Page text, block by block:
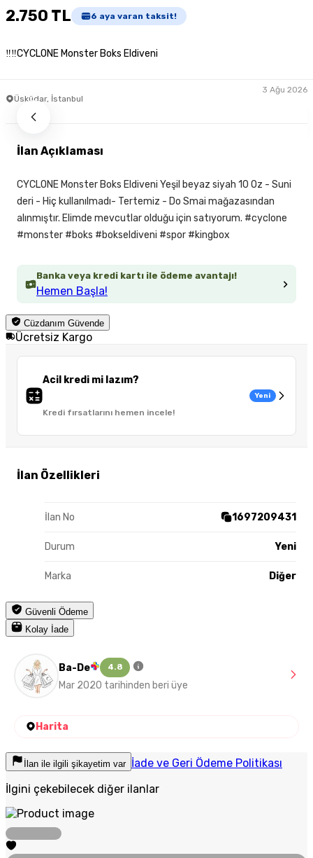
2.750 TL 6 aya varan taksit!
‼‼CYCLONE Monster Boks Eldiveni
Üsküdar, İstanbul
3 Ağu 2026
Banka veya kredi kartı ile ödeme avantajı!
Hemen Başla!
Cüzdanım Güvende
Ücretsiz Kargo
Acil kredi mi lazım?
Kredi fırsatlarını hemen incele!
Yeni
İlan Özellikleri
İlan No 1697209431
Durum Yeni
Marka Diğer
Güvenli Ödeme
Kolay İade
İlan Açıklaması
CYCLONE Monster Boks Eldiveni Yeşil beyaz siyah 10 Oz - Suni
deri - Hiç kullanılmadı- Tertemiz - Do Smai mağazasından
alınmıştır. Elimde mevcutlar olduğu için satıyorum. #cyclone
#monster #boks #bokseldiveni #spor #kingbox
Ba-De 4.8
Mar 2020 tarihinden beri üye
Harita
İlan ile ilgili şikayetim var İade ve Geri Ödeme Politikası
İlgini çekebilecek diğer ilanlar